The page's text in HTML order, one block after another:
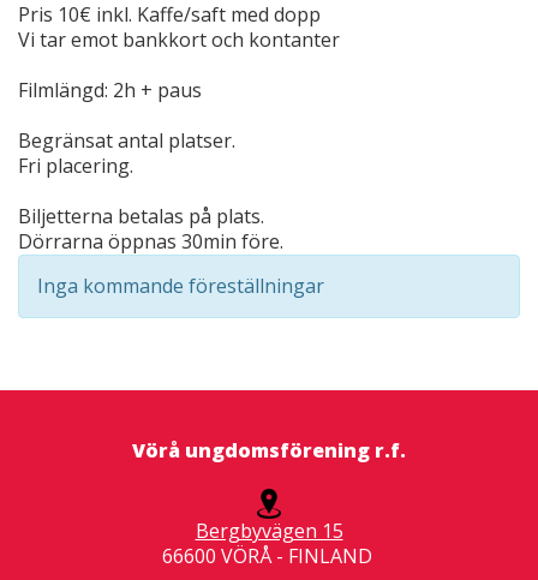
Pris 10€ inkl. Kaffe/saft med dopp
Vi tar emot bankkort och kontanter
Filmlängd: 2h + paus
Begränsat antal platser.
Fri placering.
Biljetterna betalas på plats.
Dörrarna öppnas 30min före.
Inga kommande föreställningar
Vörå ungdomsförening r.f.
Bergbyvägen 15
66600 VÖRÅ - FINLAND